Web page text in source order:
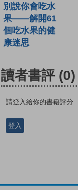
別說你會吃水
果——解開61
個吃水果的健
康迷思
讀者書評 (0)
請登入給你的書籍評分
登入